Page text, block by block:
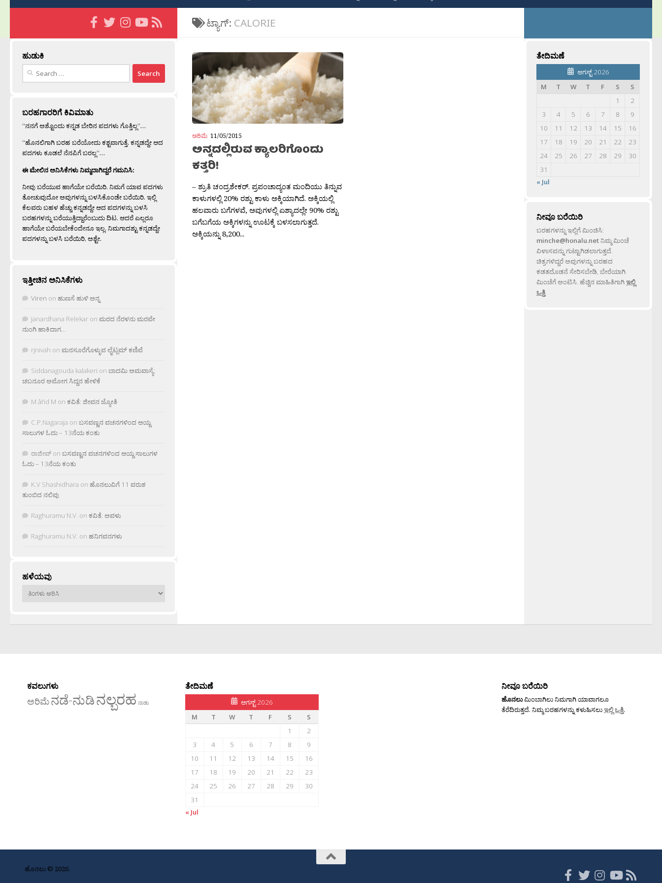
ಟ್ಯಾಗ್: CALORIE
ಅರಿಮೆ 11/05/2015
ಅನ್ನದಲ್ಲಿರುವ ಕ್ಯಾಲರಿಗೊಂದು
ಕತ್ತರಿ!
– ಶ್ರುತಿ ಚಂದ್ರಶೇಕರ್. ಪ್ರಪಂಚಾದ್ಯಂತ ಮಂದಿಯು ತಿನ್ನುವ
ಕಾಳುಗಳಲ್ಲಿ 20% ರಶ್ಟು ಕಾಳು ಅಕ್ಕಿಯಾಗಿದೆ. ಅಕ್ಕಿಯಲ್ಲಿ
ಹಲವಾರು ಬಗೆಗಳವೆ, ಅವುಗಳಲ್ಲಿ ಏಶ್ಯಾದಲ್ಲೇ 90% ರಶ್ಟು
ಬಗೆಬಗೆಯ ಅಕ್ಕಿಗಳನ್ನು ಊಟಕ್ಕೆ ಬಳಸಲಾಗುತ್ತದೆ.
ಅಕ್ಕಿಯನ್ನು 8,200...
ಹುಡುಕಿ
Search
ಬರಹಗಾರರಿಗೆ ಕಿವಿಮಾತು
“ನನಗೆ ಅಶ್ಟೊಂದು ಕನ್ನಡ ಬೇರಿನ ಪದಗಳು ಗೊತ್ತಿಲ್ಲ”…
“ಹೊನಲಿಗಾಗಿ ಬರಹ ಬರೆಯೋದು ಕಶ್ಟವಾಗುತ್ತೆ. ಕನ್ನಡದ್ದೇ ಆದ
ಪದಗಳು ಕೂಡಲೆ ನೆನಪಿಗೆ ಬರಲ್ಲ”…
ಈ ಮೇಲಿನ ಅನಿಸಿಕೆಗಳು ನಿಮ್ಮದಾಗಿದ್ದರೆ ಗಮನಿಸಿ:
ನೀವು ಬರೆಯುವ ಹಾಗೆಯೇ ಬರೆಯಿರಿ. ನಿಮಗೆ ಯಾವ ಪದಗಳು
ತೋಚುವುದೋ ಅವುಗಳನ್ನು ಬಳಸಿಕೊಂಡೇ ಬರೆಯಿರಿ. ಇಲ್ಲಿ
ಕೆಲವರು ಬಹಳ ಹೆಚ್ಚು ಕನ್ನಡದ್ದೇ ಆದ ಪದಗಳನ್ನು ಬಳಸಿ
ಬರಹಗಳನ್ನು ಬರೆಯುತ್ತಿದ್ದಾರೆಂಬುದು ದಿಟ. ಆದರೆ ಎಲ್ಲರೂ
ಹಾಗೆಯೇ ಬರೆಯಬೇಕೆಂದೇನೂ ಇಲ್ಲ. ನಿಮಗಾದಶ್ಟು ಕನ್ನಡದ್ದೇ
ಪದಗಳನ್ನು ಬಳಸಿ ಬರೆಯಿರಿ, ಅಶ್ಟೇ.
ಇತ್ತೀಚಿನ ಅನಿಸಿಕೆಗಳು
Viren on ಹುಣಸೆ ಹುಳಿ ಅನ್ನ
Janardhana Relekar on ಮರದ ನೆರಳನು ಮರವೇ
ನುಂಗಿ ಹಾಕಿದಾಗ…
rjnivah on ಮನಸೂರೆಗೊಳ್ಳುವ ಲೈಟ್ಲಮ್ ಕಣಿವೆ
Siddanagouda kalakeri on ಬಾದಮಿ ಅಮವಾಸ್ಯೆ:
ಚಬನೂರ ಅಮೋಗ ಸಿದ್ದನ ಹೇಳಿಕೆ
M âñd M on ಕವಿತೆ: ಜೀವನ ಜ್ಯೋತಿ
C.P.Nagaraja on ಬಸವಣ್ಣನ ವಚನಗಳಿಂದ ಆಯ್ದ
ಸಾಲುಗಳ ಓದು – 13ನೆಯ ಕಂತು
ರಾಜೀವ್ on ಬಸವಣ್ಣನ ವಚನಗಳಿಂದ ಆಯ್ದ ಸಾಲುಗಳ
ಓದು – 13ನೆಯ ಕಂತು
K.V Shashidhara on ಹೊನಲುವಿಗೆ 11 ವರುಶ
ತುಂಬಿದ ನಲಿವು
Raghuramu N.V. on ಕವಿತೆ: ಅವಳು
Raghuramu N.V. on ಹನಿಗವನಗಳು
ಹಳೆಯವು
ಹಳೆಯವು
ತೇದಿಮಣೆ
ಆಗಸ್ಟ್ 2026
M
T W T F S
S
1
2
3
4 5 6 7 8
9
10
11 12 13 14 15
16
17
18 19 20 21 22
23
24
25 26 27 28 29
30
31
« Jul
ನೀವೂ ಬರೆಯಿರಿ
ಬರಹಗಳನ್ನು ಇಲ್ಲಿಗೆ ಮಿಂಚಿಸಿ:
minche@honalu.netನಿಮ್ಮ ಮಿಂಚೆ
ವಿಳಾಸವನ್ನು ಗುಟ್ಟಾಗಿಡಲಾಗುತ್ತದೆ.
ಚಿತ್ರಗಳಿದ್ದರೆ ಅವುಗಳನ್ನು ಬರಹದ
ಕಡತದೊಡನೆ ಸೇರಿಸಬೇಡಿ, ಬೇರೆಯಾಗಿ
ಮಿಂಚೆಗೆ ಅಂಟಿಸಿ. ಹೆಚ್ಚಿನ ಮಾಹಿತಿಗಾಗಿಇಲ್ಲಿ
ಒತ್ತಿ.
ಕವಲುಗಳು
ಅರಿಮೆನಡೆ-ನುಡಿನಲ್ಬರಹ ನಾಡು
ತೇದಿಮಣೆ
ಆಗಸ್ಟ್ 2026
M
T W T F S
S
1
2
3
4 5 6 7 8
9
10
11 12 13 14 15
16
17
18 19 20 21 22
23
24
25 26 27 28 29
30
31
« Jul
ನೀವೂ ಬರೆಯಿರಿ
ಹೊನಲುಮಿಂಬಾಗಿಲು ನಿಮಗಾಗಿ ಯಾವಾಗಲೂ
ತೆರೆದಿರುತ್ತದೆ. ನಿಮ್ಮ ಬರಹಗಳನ್ನು ಕಳುಹಿಸಲುಇಲ್ಲಿ ಒತ್ತಿ.
ಹೊನಲು © 2026.